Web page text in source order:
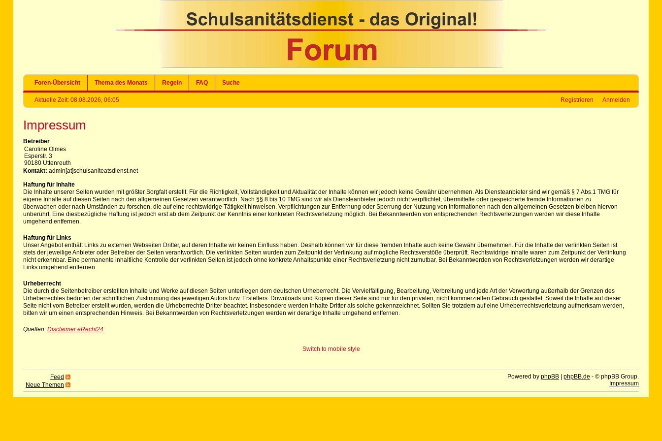
Foren-Übersicht Thema des Monats Regeln FAQ Suche
Aktuelle Zeit: 08.08.2026, 06:05 Registrieren Anmelden
Impressum
Betreiber
Caroline Olmes
Esperstr. 3
90180 Uttenreuth
Kontakt: admin[at]schulsaniteatsdienst.net
Haftung für Inhalte
Die Inhalte unserer Seiten wurden mit größter Sorgfalt erstellt. Für die Richtigkeit, Vollständigkeit und Aktualität der Inhalte können wir jedoch keine Gewähr übernehmen. Als Diensteanbieter sind wir gemäß § 7 Abs.1 TMG für
eigene Inhalte auf diesen Seiten nach den allgemeinen Gesetzen verantwortlich. Nach §§ 8 bis 10 TMG sind wir als Diensteanbieter jedoch nicht verpflichtet, übermittelte oder gespeicherte fremde Informationen zu
überwachen oder nach Umständen zu forschen, die auf eine rechtswidrige Tätigkeit hinweisen. Verpflichtungen zur Entfernung oder Sperrung der Nutzung von Informationen nach den allgemeinen Gesetzen bleiben hiervon
unberührt. Eine diesbezügliche Haftung ist jedoch erst ab dem Zeitpunkt der Kenntnis einer konkreten Rechtsverletzung möglich. Bei Bekanntwerden von entsprechenden Rechtsverletzungen werden wir diese Inhalte
umgehend entfernen.
Haftung für Links
Unser Angebot enthält Links zu externen Webseiten Dritter, auf deren Inhalte wir keinen Einfluss haben. Deshalb können wir für diese fremden Inhalte auch keine Gewähr übernehmen. Für die Inhalte der verlinkten Seiten ist
stets der jeweilige Anbieter oder Betreiber der Seiten verantwortlich. Die verlinkten Seiten wurden zum Zeitpunkt der Verlinkung auf mögliche Rechtsverstöße überprüft. Rechtswidrige Inhalte waren zum Zeitpunkt der Verlinkung
nicht erkennbar. Eine permanente inhaltliche Kontrolle der verlinkten Seiten ist jedoch ohne konkrete Anhaltspunkte einer Rechtsverletzung nicht zumutbar. Bei Bekanntwerden von Rechtsverletzungen werden wir derartige
Links umgehend entfernen.
Urheberrecht
Die durch die Seitenbetreiber erstellten Inhalte und Werke auf diesen Seiten unterliegen dem deutschen Urheberrecht. Die Vervielfältigung, Bearbeitung, Verbreitung und jede Art der Verwertung außerhalb der Grenzen des
Urheberrechtes bedürfen der schriftlichen Zustimmung des jeweiligen Autors bzw. Erstellers. Downloads und Kopien dieser Seite sind nur für den privaten, nicht kommerziellen Gebrauch gestattet. Soweit die Inhalte auf dieser
Seite nicht vom Betreiber erstellt wurden, werden die Urheberrechte Dritter beachtet. Insbesondere werden Inhalte Dritter als solche gekennzeichnet. Sollten Sie trotzdem auf eine Urheberrechtsverletzung aufmerksam werden,
bitten wir um einen entsprechenden Hinweis. Bei Bekanntwerden von Rechtsverletzungen werden wir derartige Inhalte umgehend entfernen.
Quellen:Disclaimer eRecht24
Switch to mobile style
Feed
Neue Themen
Powered by phpBB| phpBB.de - © phpBB Group.
Impressum